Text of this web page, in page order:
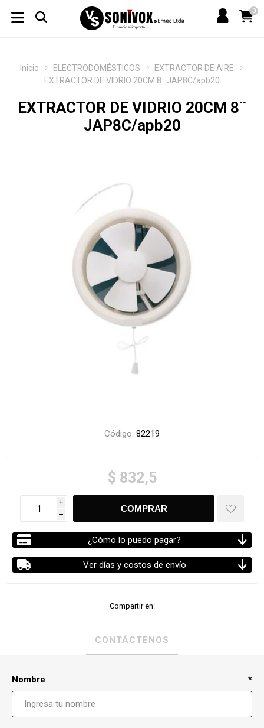
0
Inicio ELECTRODOMÉSTICOS
EXTRACTOR DE AIRE
EXTRACTOR DE VIDRIO 20CM 8¨ JAP8C/apb20
EXTRACTOR DE VIDRIO 20CM 8¨
JAP8C/apb20
Código: 82219
$ 832,5
i
h
¿Cómo lo puedo pagar?
Ver días y costos de envío
Compartir en:
CONTÁCTENOS
Nombre *